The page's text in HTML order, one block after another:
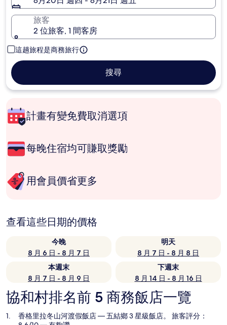
旅客
2 位旅客, 1 間客房
這趟旅程是商務旅行
搜尋
計畫有變免費取消選項
每晚住宿均可賺取獎勵
用會員價省更多
查看這些日期的價格
今晚
8 月 6 日 - 8 月 7 日
明天
8 月 7 日 - 8 月 8 日
本週末
8 月 7 日 - 8 月 9 日
下週末
8 月 14 日 - 8 月 16 日
協和村排名前 5 商務飯店一覽
香格里拉冬山河渡假飯店— 五結鄉 3 星級飯店。 旅客評分：